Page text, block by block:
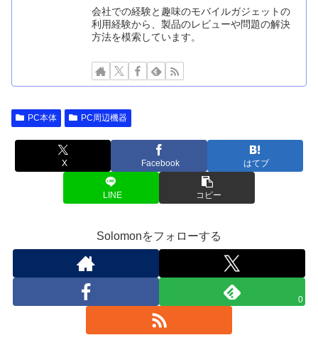
会社での経験と趣味のモバイルガジェットの
利用経験から、製品のレビューや問題の解決
方法を模索しています。
PC本体 PC周辺機器
X Facebook はてブ
LINE コピー
Solomonをフォローする
0